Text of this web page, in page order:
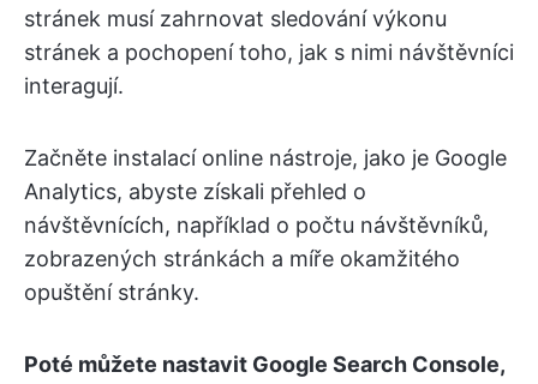
stránek musí zahrnovat sledování výkonu
stránek a pochopení toho, jak s nimi návštěvníci
interagují.
Začněte instalací online nástroje, jako je Google
Analytics, abyste získali přehled o
návštěvnících, například o počtu návštěvníků,
zobrazených stránkách a míře okamžitého
opuštění stránky.
Poté můžete nastavit Google Search Console,